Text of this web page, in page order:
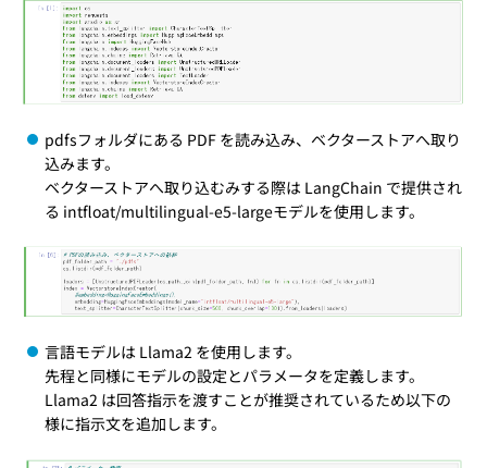
pdfsフォルダにある PDF を読み込み、ベクターストアへ取り
込みます。
ベクターストアへ取り込むみする際は LangChain で提供され
る intfloat/multilingual-e5-largeモデルを使用します。
言語モデルは Llama2 を使用します。
先程と同様にモデルの設定とパラメータを定義します。
Llama2 は回答指示を渡すことが推奨されているため以下の
様に指示文を追加します。